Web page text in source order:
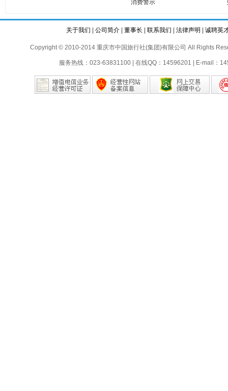
消费警示
关于我们 公司简介 董事长 联系我们 法律声明 诚聘英
Copyright © 2010-2014 重庆市中国旅行社(集团)有限公司 All Rights
服务热线：023-63831100 | 在线QQ：14596201 | E-mail：